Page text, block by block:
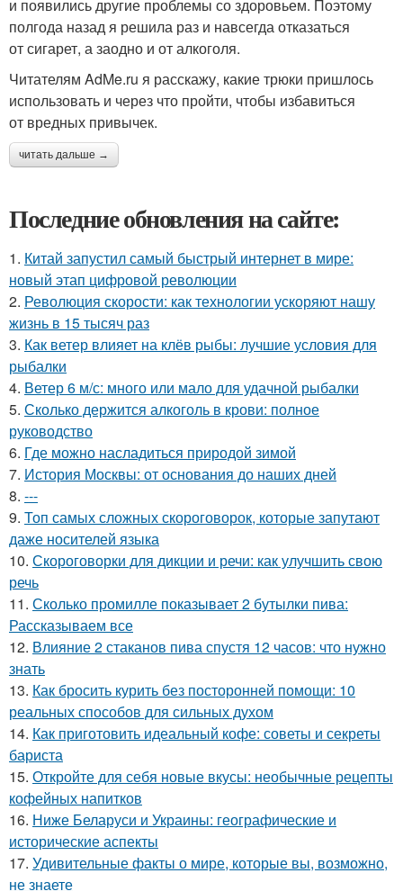
и появились другие проблемы со здоровьем. Поэтому
полгода назад я решила раз и навсегда отказаться
от сигарет, а заодно и от алкоголя.
Читателям AdMe.ru я расскажу, какие трюки пришлось
использовать и через что пройти, чтобы избавиться
от вредных привычек.
читать дальше →
Последние обновления на сайте:
1. Китай запустил самый быстрый интернет в мире:
новый этап цифровой революции
2. Революция скорости: как технологии ускоряют нашу
жизнь в 15 тысяч раз
3. Как ветер влияет на клёв рыбы: лучшие условия для
рыбалки
4. Ветер 6 м/с: много или мало для удачной рыбалки
5. Сколько держится алкоголь в крови: полное
руководство
6. Где можно насладиться природой зимой
7. История Москвы: от основания до наших дней
8. ---
9. Топ самых сложных скороговорок, которые запутают
даже носителей языка
10. Скороговорки для дикции и речи: как улучшить свою
речь
11. Сколько промилле показывает 2 бутылки пива:
Рассказываем все
12. Влияние 2 стаканов пива спустя 12 часов: что нужно
знать
13. Как бросить курить без посторонней помощи: 10
реальных способов для сильных духом
14. Как приготовить идеальный кофе: советы и секреты
бариста
15. Откройте для себя новые вкусы: необычные рецепты
кофейных напитков
16. Ниже Беларуси и Украины: географические и
исторические аспекты
17. Удивительные факты о мире, которые вы, возможно,
не знаете